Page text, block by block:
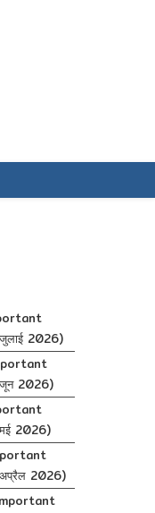
2026)
2026)
2026)
2026)